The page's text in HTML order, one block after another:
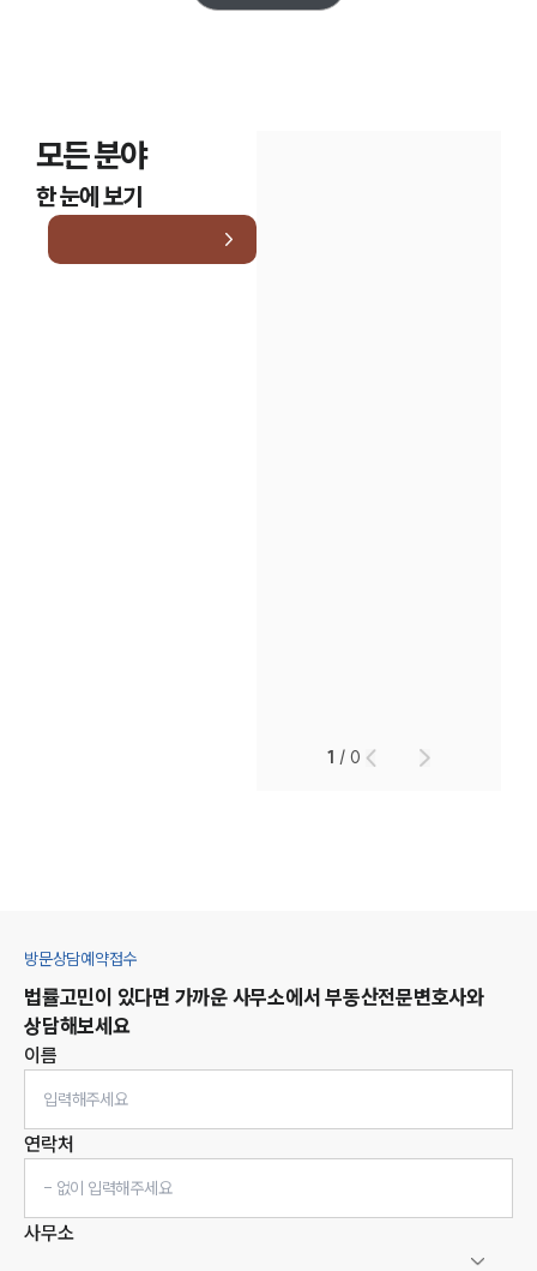
모든 분야
한 눈에 보기
1 /0
방문상담예약접수
법률고민이 있다면 가까운 사무소에서 부동산전문변호사와
상담해보세요
이름
연락처
사무소